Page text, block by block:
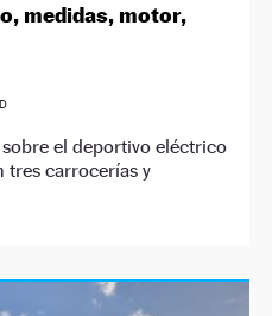
medidas, motor,
el deportivo eléctrico
tres carrocerías y